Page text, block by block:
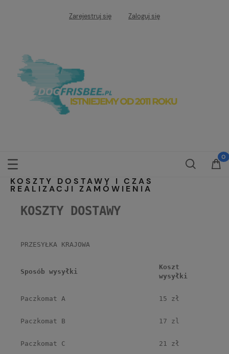
Zarejestruj się Zaloguj się
KOSZTY DOSTAWY I CZAS
REALIZACJI ZAMÓWIENIA
KOSZTY DOSTAWY
PRZESYŁKA KRAJOWA
Sposób wysyłki
Koszt
wysyłki
Paczkomat A 15 zł
Paczkomat B 17 zl
Paczkomat C 21 zł